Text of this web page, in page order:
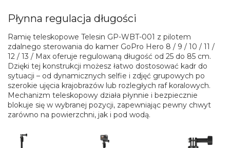
Płynna regulacja długości
Ramię teleskopowe Telesin GP-WBT-001 z pilotem
zdalnego sterowania do kamer GoPro Hero 8 / 9 / 10 / 11 /
12 / 13 / Max oferuje regulowaną długość od 25 do 85 cm.
Dzięki tej konstrukcji możesz łatwo dostosować kadr do
sytuacji – od dynamicznych selfie i zdjęć grupowych po
szerokie ujęcia krajobrazów lub rozległych raf koralowych.
Mechanizm teleskopowy działa płynnie i bezpiecznie
blokuje się w wybranej pozycji, zapewniając pewny chwyt
zarówno na powierzchni, jak i pod wodą.